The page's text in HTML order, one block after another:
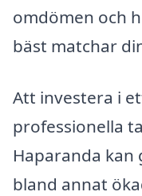
omdömen och
bäst matchar
Att investera i
professionella
Haparanda kan
bland annat